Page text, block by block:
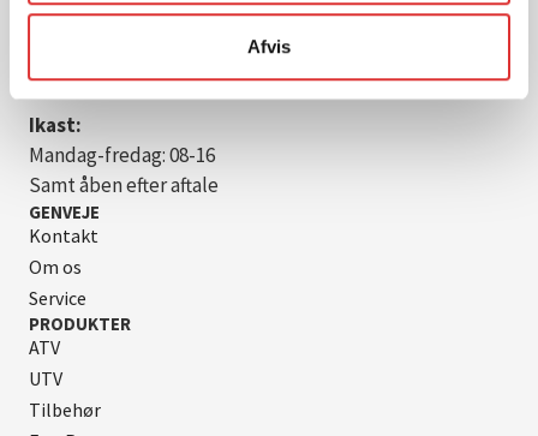
Afvis
Mandag-torsdag: 07-16
Lørdag: 09-12
Ikast:
Mandag-fredag: 08-16
Samt åben efter aftale
GENVEJE
Kontakt
Om os
Service
PRODUKTER
ATV
UTV
Tilbehør